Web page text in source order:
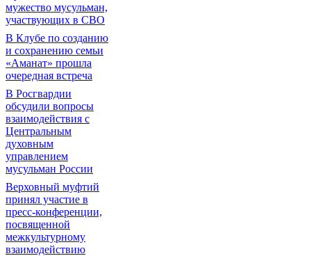
мужество мусульман,
участвующих в СВО
В Клубе по созданию
и сохранению семьи
«Аманат» прошла
очередная встреча
В Росгвардии
обсудили вопросы
взаимодействия с
Центральным
духовным
управлением
мусульман России
Верховный муфтий
принял участие в
пресс-конференции,
посвященной
межкультурному
взаимодействию